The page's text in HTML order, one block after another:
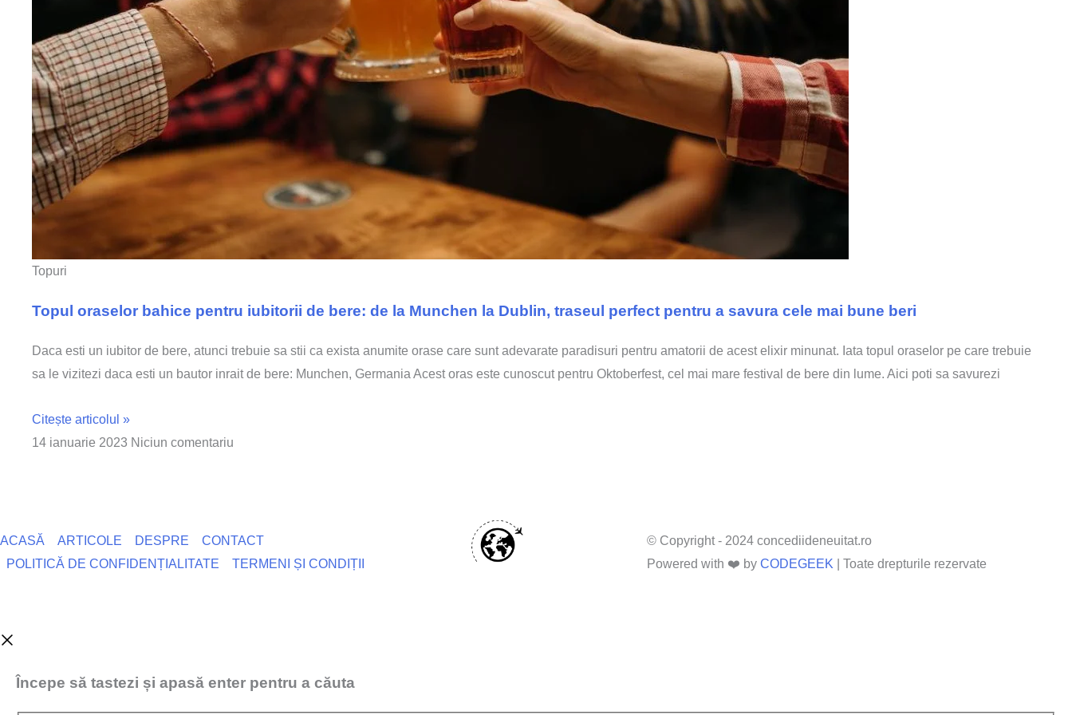
Topuri
Topul oraselor bahice pentru iubitorii de bere: de la Munchen la Dublin, traseul perfect pentru a savura cele mai bune beri
Daca esti un iubitor de bere, atunci trebuie sa stii ca exista anumite orase care sunt adevarate paradisuri pentru amatorii de acest elixir minunat. Iata topul oraselor pe care trebuie
sa le vizitezi daca esti un bautor inrait de bere: Munchen, Germania Acest oras este cunoscut pentru Oktoberfest, cel mai mare festival de bere din lume. Aici poti sa savurezi
Citește articolul »
14 ianuarie 2023 Niciun comentariu
ACASĂ ARTICOLE DESPRE
CONTACT
POLITICĂ DE CONFIDENȚIALITATE
TERMENI ȘI CONDIȚII
© Copyright - 2024 concediideneuitat.ro
Powered with ❤️ by CODEGEEK| Toate drepturile rezervate
Începe să tastezi și apasă enter pentru a căuta